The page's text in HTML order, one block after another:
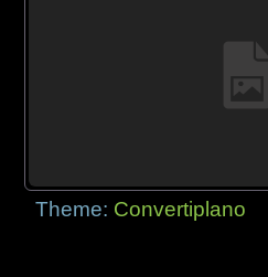
Theme: Convertiplano